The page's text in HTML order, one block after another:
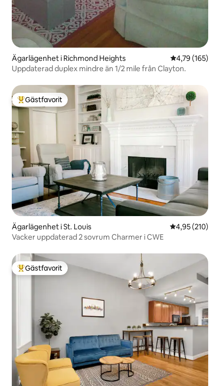
Ägarlägenhet i Richmond Heights 4,79 av 5 i
4,79 (165)
Uppdaterad duplex mindre än 1/2 mile från Clayton.
Populär gästfavorit
Gästfavorit
Ägarlägenhet i St. Louis 4,95 av 5 i
4,95 (210)
Vacker uppdaterad 2 sovrum Charmer i CWE
Populär gästfavorit
Gästfavorit